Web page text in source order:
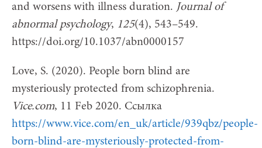
and worsens with illness duration. Journal of
abnormal psychology, 125(4), 543–549.
https://doi.org/10.1037/abn0000157
Love, S. (2020). People born blind are
mysteriously protected from schizophrenia.
Vice.com, 11 Feb 2020. Ссылка
https://www.vice.com/en_uk/article/939qbz/people-
born-blind-are-mysteriously-protected-from-